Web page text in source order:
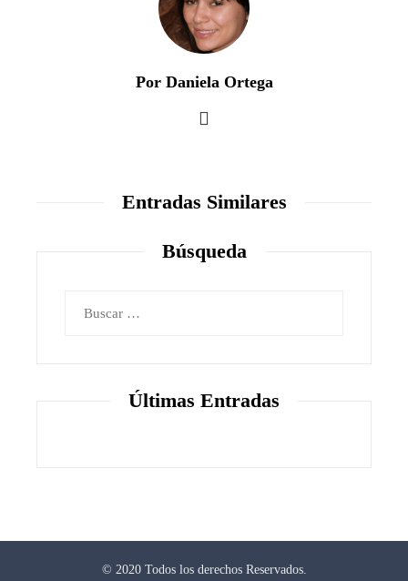
Por Daniela Ortega
Entradas Similares
Búsqueda
Últimas Entradas
© 2020 Todos los derechos Reservados.